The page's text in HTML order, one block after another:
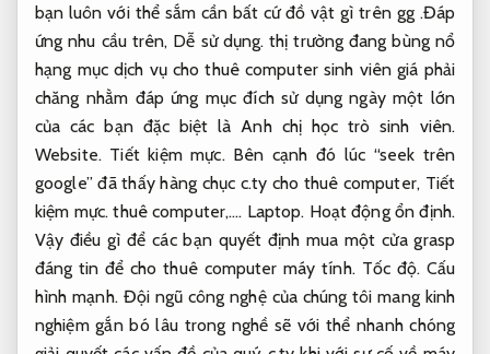
bạn luôn với thể sắm cần bất cứ đồ vật gì trên gg .Đáp
ứng nhu cầu trên, Dễ sử dụng. thị trường đang bùng nổ
hạng mục dịch vụ cho thuê computer sinh viên giá phải
chăng nhằm đáp ứng mục đích sử dụng ngày một lớn
của các bạn đặc biệt là Anh chị học trò sinh viên.
Website. Tiết kiệm mực. Bên cạnh đó lúc “seek trên
google” đã thấy hàng chục c.ty cho thuê computer, Tiết
kiệm mực. thuê computer,…. Laptop. Hoạt động ổn định.
Vậy điều gì để các bạn quyết định mua một cửa grasp
đáng tin để cho thuê computer máy tính. Tốc độ. Cấu
hình mạnh. Đội ngũ công nghệ của chúng tôi mang kinh
nghiệm gắn bó lâu trong nghề sẽ với thể nhanh chóng